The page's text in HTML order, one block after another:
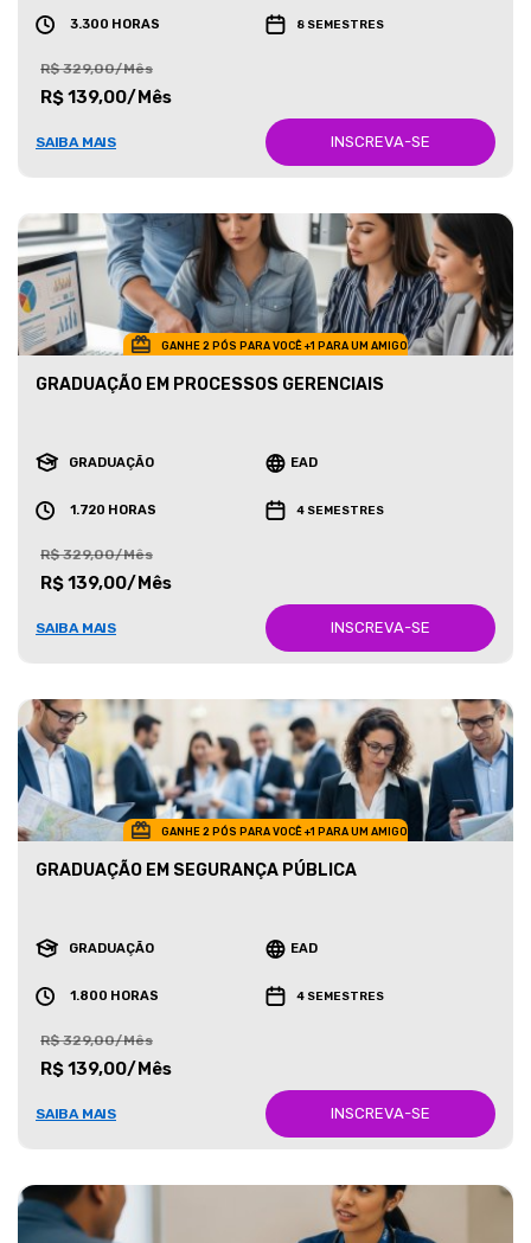
3.300 HORAS 8 SEMESTRES
R$ 329,00/Mês
R$ 139,00/Mês
SAIBA MAIS INSCREVA-SE
GANHE 2 PÓS PARA VOCÊ +1 PARA UM AMIGO
GRADUAÇÃO EM PROCESSOS GERENCIAIS
GRADUAÇÃO EAD
1.720 HORAS 4 SEMESTRES
R$ 329,00/Mês
R$ 139,00/Mês
SAIBA MAIS INSCREVA-SE
GANHE 2 PÓS PARA VOCÊ +1 PARA UM AMIGO
GRADUAÇÃO EM SEGURANÇA PÚBLICA
GRADUAÇÃO EAD
1.800 HORAS 4 SEMESTRES
R$ 329,00/Mês
R$ 139,00/Mês
SAIBA MAIS INSCREVA-SE